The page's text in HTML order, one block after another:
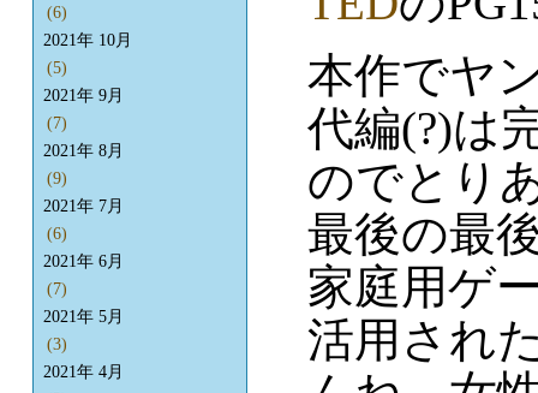
本作でヤ
代編(?)は
のでとり
最後の最
家庭用ゲ
活用され
(6)
2021年 10月
(5)
2021年 9月
(7)
2021年 8月
(9)
2021年 7月
(6)
2021年 6月
(7)
2021年 5月
(3)
2021年 4月